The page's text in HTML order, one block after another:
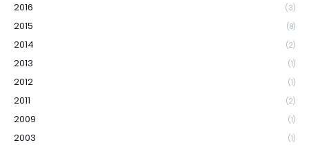
2016 (3)
2015 (8)
2014 (2)
2013 (1)
2012 (1)
2011 (2)
2009 (1)
2003 (1)